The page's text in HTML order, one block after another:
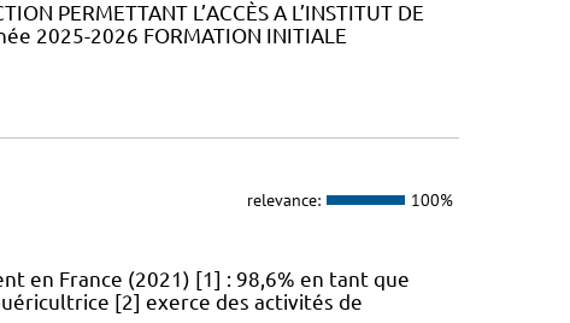
PERMETTANT L’ACCÈS A L’INSTITUT DE
2025-2026 FORMATION INITIALE
relevance: 100%
en France (2021) [1] : 98,6% en tant que
[2] exerce des activités de